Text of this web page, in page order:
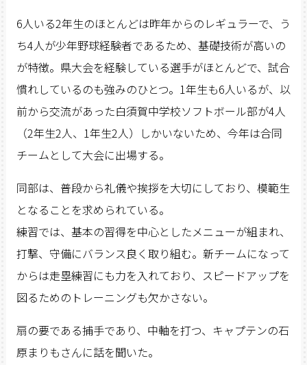
6人いる2年生のほとんどは昨年からのレギュラーで、う
ち4人が少年野球経験者であるため、基礎技術が高いの
が特徴。県大会を経験している選手がほとんどで、試合
慣れしているのも強みのひとつ。1年生も6人いるが、以
前から交流があった白須賀中学校ソフトボール部が4人
（2年生2人、1年生2人）しかいないため、今年は合同
チームとして大会に出場する。
同部は、普段から礼儀や挨拶を大切にしており、模範生
となることを求められている。
練習では、基本の習得を中心としたメニューが組まれ、
打撃、守備にバランス良く取り組む。新チームになって
からは走塁練習にも力を入れており、スピードアップを
図るためのトレーニングも欠かさない。
扇の要である捕手であり、中軸を打つ、キャプテンの石
原まりもさんに話を聞いた。